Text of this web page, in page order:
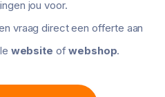
jou voor.
vraag direct een offerte aan
website ofwebshop.